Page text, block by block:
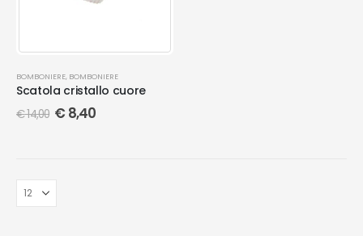
BOMBONIERE, BOMBONIERE
Scatola cristallo cuore
€14,00 € 8,40